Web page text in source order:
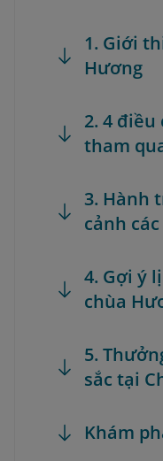
1. Giới
Hương
2. 4
tham
3. Hành
cảnh
4. Gợi ý
chùa
5.
sắc tại
Khám